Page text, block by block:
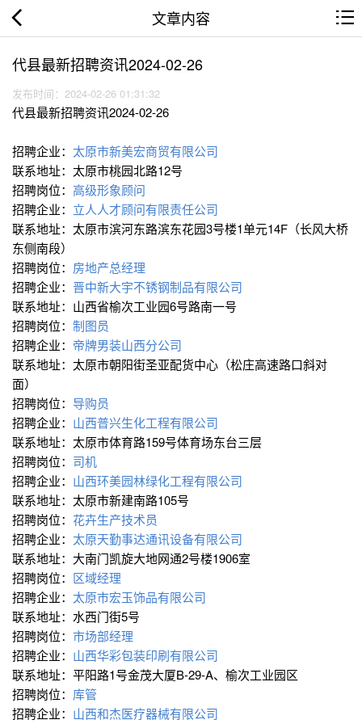
文章内容
代县最新招聘资讯2024-02-26
发布时间：2024-02-26 01:31:32
代县最新招聘资讯2024-02-26
招聘企业： 太原市新美宏商贸有限公司
联系地址：太原市桃园北路12号
招聘岗位： 高级形象顾问
招聘企业： 立人人才顾问有限责任公司
联系地址：太原市滨河东路滨东花园3号楼1单元14F（长风大桥
东侧南段）
招聘岗位： 房地产总经理
招聘企业： 晋中新大宇不锈钢制品有限公司
联系地址：山西省榆次工业园6号路南一号
招聘岗位： 制图员
招聘企业： 帝牌男装山西分公司
联系地址：太原市朝阳街圣亚配货中心（松庄高速路口斜对
面）
招聘岗位： 导购员
招聘企业： 山西普兴生化工程有限公司
联系地址：太原市体育路159号体育场东台三层
招聘岗位： 司机
招聘企业： 山西环美园林绿化工程有限公司
联系地址：太原市新建南路105号
招聘岗位： 花卉生产技术员
招聘企业： 太原天勤事达通讯设备有限公司
联系地址：大南门凯旋大地网通2号楼1906室
招聘岗位： 区域经理
招聘企业： 太原市宏玉饰品有限公司
联系地址：水西门街5号
招聘岗位： 市场部经理
招聘企业： 山西华彩包装印刷有限公司
联系地址：平阳路1号金茂大厦B-29-A、榆次工业园区
招聘岗位： 库管
招聘企业： 山西和杰医疗器械有限公司